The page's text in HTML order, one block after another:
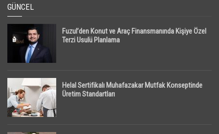
GÜNCEL
Fuzul’den Konut ve Araç Finansmanında Kişiye Özel
Terzi Usulü Planlama
Helal Sertifikalı Muhafazakar Mutfak Konseptinde
Üretim Standartları